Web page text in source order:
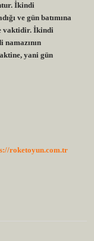
İkindi
ve gün batımına
vaktidir. İkindi
namazının
yani gün
roketoyun.com.tr